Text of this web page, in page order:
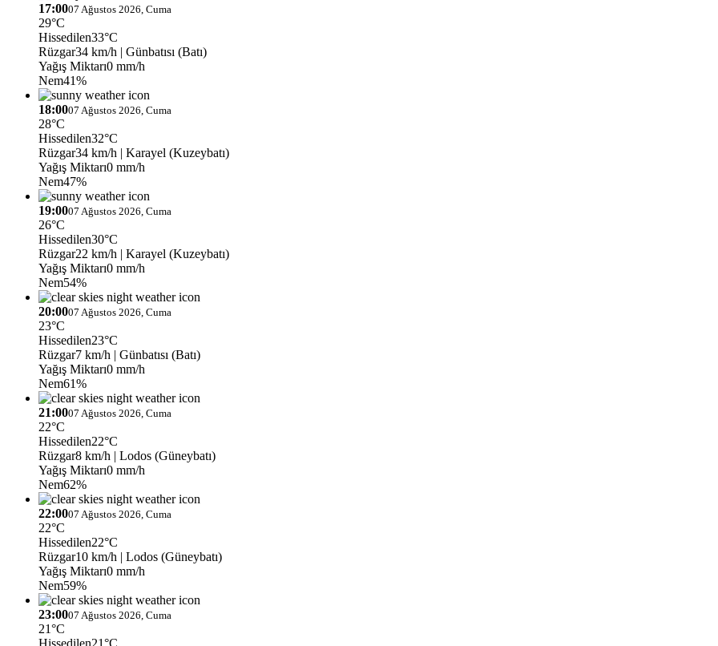
17:0007 Ağustos 2026, Cuma
29°C
Hissedilen33°C
Rüzgar34 km/h | Günbatısı (Batı)
Yağış Miktarı0 mm/h
Nem41%
18:0007 Ağustos 2026, Cuma
28°C
Hissedilen32°C
Rüzgar34 km/h | Karayel (Kuzeybatı)
Yağış Miktarı0 mm/h
Nem47%
19:0007 Ağustos 2026, Cuma
26°C
Hissedilen30°C
Rüzgar22 km/h | Karayel (Kuzeybatı)
Yağış Miktarı0 mm/h
Nem54%
20:0007 Ağustos 2026, Cuma
23°C
Hissedilen23°C
Rüzgar7 km/h | Günbatısı (Batı)
Yağış Miktarı0 mm/h
Nem61%
21:0007 Ağustos 2026, Cuma
22°C
Hissedilen22°C
Rüzgar8 km/h | Lodos (Güneybatı)
Yağış Miktarı0 mm/h
Nem62%
22:0007 Ağustos 2026, Cuma
22°C
Hissedilen22°C
Rüzgar10 km/h | Lodos (Güneybatı)
Yağış Miktarı0 mm/h
Nem59%
23:0007 Ağustos 2026, Cuma
21°C
Hissedilen21°C